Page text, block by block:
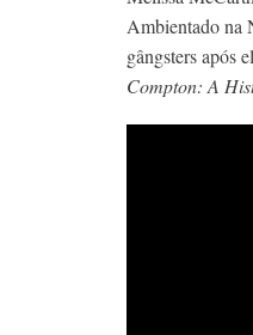
Ambientado na
gângsters após
Compton: A